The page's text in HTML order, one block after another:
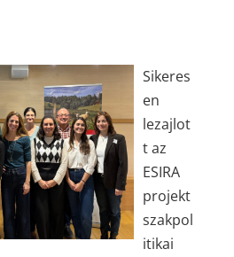
Sikeres
en
lezajlot
t az
ESIRA
projekt
szakpol
itikai